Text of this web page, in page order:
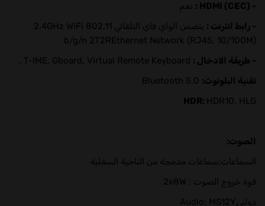
- HDMI (CEC) :
نعم
- رابط انترنت :
يتضمن الواي فاي التلقائي 2.4GHz WiFi 802.11
b/g/n 2T2REthernet Network (RJ45, 10/100M)
- طريقة الادخال :
تقنية البلوتوث:
HDR: HDR10, HLG
الصوت:
السماعات:سماعات مدمجة من الناحية السفلية
قوة خروج الصوت : 2x8W
دولبيAudio: MS12Y